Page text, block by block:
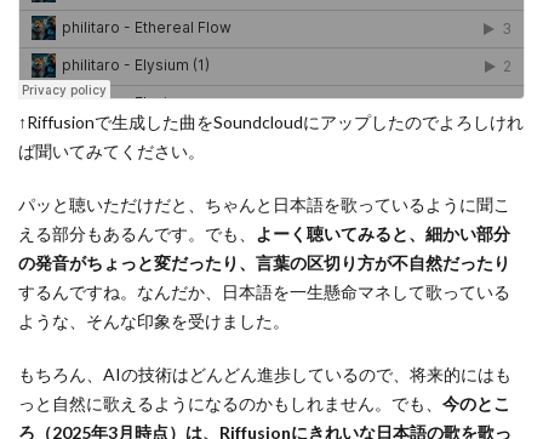
↑Riffusionで生成した曲をSoundcloudにアップしたのでよろしけれ
ば聞いてみてください。
パッと聴いただけだと、ちゃんと日本語を歌っているように聞こ
える部分もあるんです。でも、 よーく聴いてみると、細かい部分
の発音がちょっと変だったり、言葉の区切り方が不自然だったり
するんですね。なんだか、日本語を一生懸命マネして歌っている
ような、そんな印象を受けました。
もちろん、AIの技術はどんどん進歩しているので、将来的にはも
っと自然に歌えるようになるのかもしれません。でも、 今のとこ
ろ（2025年3月時点）は、Riffusionにきれいな日本語の歌を歌っ